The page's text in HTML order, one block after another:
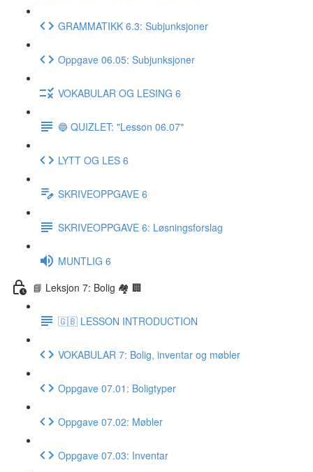
GRAMMATIKK 6.3: Subjunksjoner
Oppgave 06.05: Subjunksjoner
VOKABULAR OG LESING 6
🔵 QUIZLET: "Lesson 06.07"
LYTT OG LES 6
SKRIVEOPPGAVE 6
SKRIVEOPPGAVE 6: Løsningsforslag
MUNTLIG 6
📘 Leksjon 7: Bolig 🏘 🏢
🇬🇧 LESSON INTRODUCTION
VOKABULAR 7: Bolig, inventar og møbler
Oppgave 07.01: Boligtyper
Oppgave 07.02: Møbler
Oppgave 07.03: Inventar